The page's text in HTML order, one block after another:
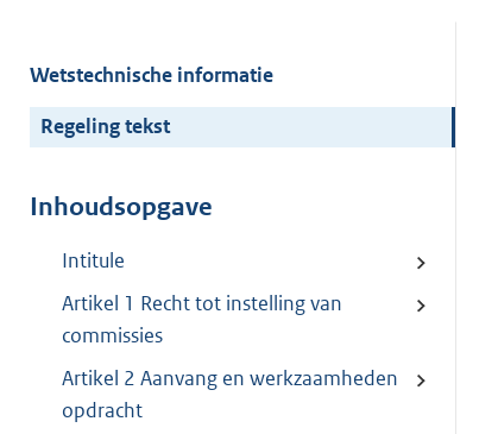
Wetstechnische informatie
Regeling tekst
Inhoudsopgave
Intitule
Artikel 1 Recht tot instelling van
commissies
Artikel 2 Aanvang en werkzaamheden
opdracht